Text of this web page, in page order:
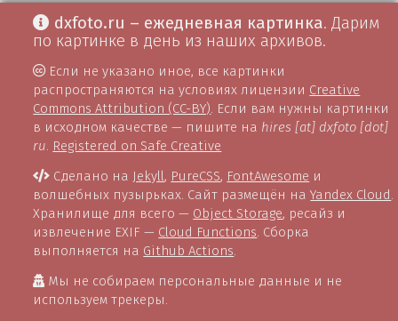
dxfoto.ru – ежедневная картинка. Дарим
по картинке в день из наших архивов.
Если не указано иное, все картинки
распространяются на условиях лицензии Creative
Commons Attribution (CC-BY). Если вам нужны картинки
в исходном качестве — пишите на hires [at] dxfoto [dot]
ru. Registered on Safe Creative
Сделано на Jekyll, PureCSS, FontAwesome и
волшебных пузырьках. Сайт размещён наYandex Cloud.
Хранилище для всего — Object Storage, ресайз и
извлечение EXIF — Cloud Functions. Сборка
выполняется на Github Actions.
Мы не собираем персональные данные и не
используем трекеры.